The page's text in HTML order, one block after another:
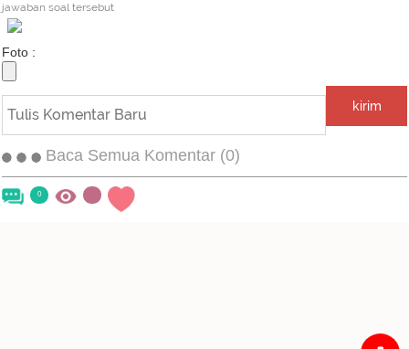
jawaban soal tersebut
Foto :
kirim
Baca Semua Komentar (0)
0